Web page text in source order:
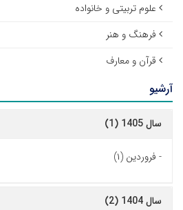
علوم تربیتی و خانواده
فرهنگ و هنر
قرآن و معارف
آرشیو
سال 1405 (1)
- فروردین (۱)
سال 1404 (2)